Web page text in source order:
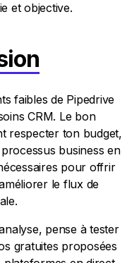
et objective.
faibles de Pipedrive
CRM. Le bon
respecter ton budget,
business en
pour offrir
le flux de
pense à tester
gratuites proposées